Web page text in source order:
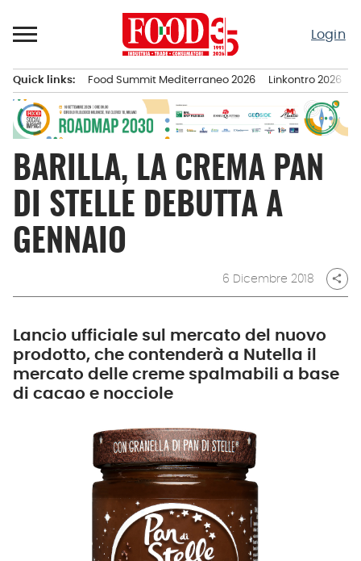
al
Login
principale
Quick links: Food Summit Mediterraneo 2026 Linkontro 2026
BARILLA, LA CREMA PAN
DI STELLE DEBUTTA A
GENNAIO
6 Dicembre 2018 share
Lancio ufficiale sul mercato del nuovo
prodotto, che contenderà a Nutella il
mercato delle creme spalmabili a base
di cacao e nocciole